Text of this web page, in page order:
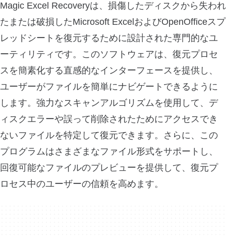
Magic Excel Recoveryは、損傷したディスクから失われ
たまたは破損したMicrosoft ExcelおよびOpenOfficeスプ
レッドシートを復元するために設計された専門的なユ
ーティリティです。このソフトウェアは、復元プロセ
スを簡素化する直感的なインターフェースを提供し、
ユーザーがファイルを簡単にナビゲートできるように
します。強力なスキャンアルゴリズムを使用して、デ
ィスクエラーや誤って削除されたためにアクセスでき
ないファイルを特定して復元できます。さらに、この
プログラムはさまざまなファイル形式をサポートし、
回復可能なファイルのプレビューを提供して、復元プ
ロセス中のユーザーの信頼を高めます。